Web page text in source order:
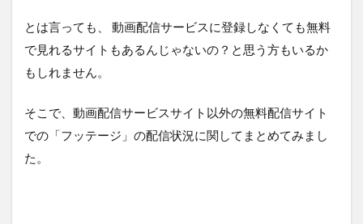
とは言っても、 動画配信サービスに登録しなくても無料
で見れるサイトもあるんじゃないの？と思う方もいるか
もしれません。
そこで、動画配信サービスサイト以外の無料配信サイト
での「フッテージ」の配信状況に関してまとめてみまし
た。